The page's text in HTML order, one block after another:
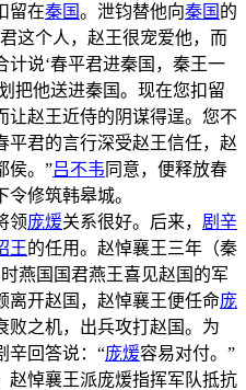
留在秦国。泄钧替他向秦国 的
这个人，赵王很宠爱他，而
说‘春平君进秦国，秦王一
把他送进秦国。现在您扣留
让赵王近侍的阴谋得逞。您不
平君的言行深受赵王信任，赵
侯。”吕不韦 同意，便释放春
修筑韩皋城。
领庞煖关系很好。后来， 剧辛
王的任用。赵悼襄王三年（秦
燕国国君燕王喜见赵国的军
离开赵国，赵悼襄王便任命庞
败之机，出兵攻打赵国。为
辛回答说：“庞煖容易对付。”
赵悼襄王派庞煖指挥军队抵抗